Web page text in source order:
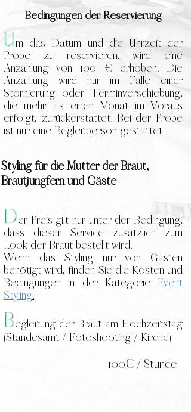
Bedingungen der Reservierung
Um das Datum und die Uhrzeit der
Probe zu reservieren, wird eine
Anzahlung von 100 € erhoben. Die
Anzahlung wird nur im Falle einer
Stornierung oder Terminverschiebung,
die mehr als einen Monat im Voraus
erfolgt, zurückerstattet. Bei der Probe
ist nur eine Begleitperson gestattet.
Styling für die Mutter der Braut,
Brautjungfern und Gäste
Der Preis gilt nur unter der Bedingung,
dass dieser Service zusätzlich zum
Look der Braut bestellt wird.
Wenn das Styling nur von Gästen
benötigt wird, finden Sie die Kosten und
Bedingungen in der Kategorie Event
Styling.
Begleitung der Braut am Hochzeitstag
(Standesamt / Fotoshooting / Kirche)
100€ / Stunde